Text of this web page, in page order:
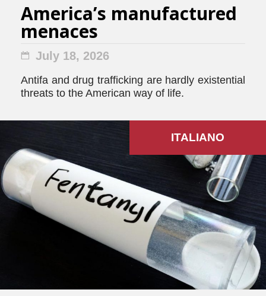
America’s manufactured
menaces
July 18, 2026
Antifa and drug trafficking are hardly existential
threats to the American way of life.
ITALIANO